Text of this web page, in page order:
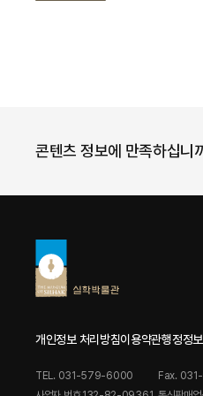
콘텐츠 정보에 만족하십니
개인정보 처리방침이용약관행정정
TEL. 031-579-6000
Fax.